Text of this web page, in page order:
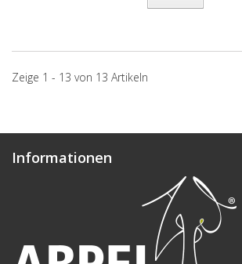
Zeige 1 - 13 von 13 Artikeln
Informationen